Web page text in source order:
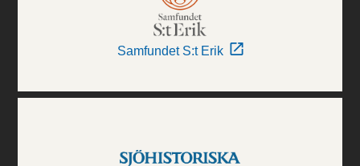
Samfundet S:t Erik